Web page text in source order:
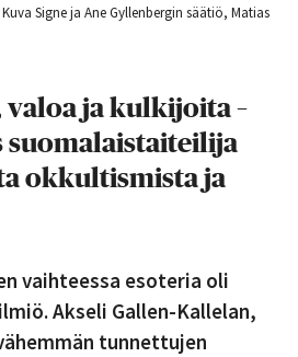
Signe ja Ane Gyllenbergin säätiö, Matias
ja kulkijoita –
suomalaistaiteilija
okkultismista ja
vaihteessa esoteria oli
Akseli Gallen-Kallelan,
tunnettujen